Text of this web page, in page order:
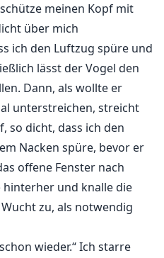
meinen Kopf mit
über mich
ich den Luftzug spüre und
lässt der Vogel den
Dann, als wollte er
unterstreichen, streicht
so dicht, dass ich den
Nacken spüre, bevor er
offene Fenster nach
und knalle die
zu, als notwendig
wieder.“ Ich starre